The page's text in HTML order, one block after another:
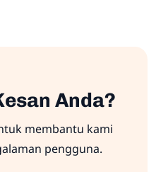
Anda?
membantu kami
pengguna.